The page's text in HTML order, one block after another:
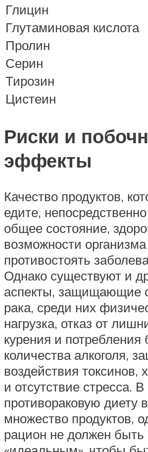
Глицин
Глутаминовая кислота
Пролин
Серин
Тирозин
Цистеин
Риски и
эффекты
Качество продуктов,
едите,
общее состояние,
возможности организма
противостоять
Однако существуют и
аспекты, защищающие
рака, среди них
нагрузка, отказ от
курения и потребления
количества алкоголя,
воздействия токсинов,
и отсутствие стресса. В
противораковую диету
множество продуктов,
рацион не должен быть